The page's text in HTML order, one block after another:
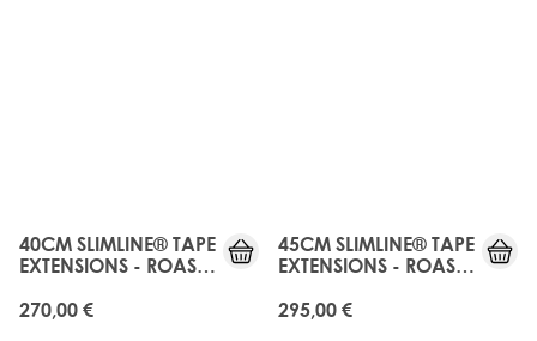
40CM SLIMLINE® TAPE
EXTENSIONS - ROAST
270,00 €
45CM SLIMLINE® TAPE
EXTENSIONS - ROAST
295,00 €